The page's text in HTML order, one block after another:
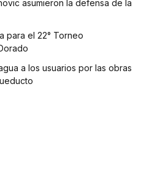
asumieron la defensa de la
para el 22° Torneo
a los usuarios por las obras